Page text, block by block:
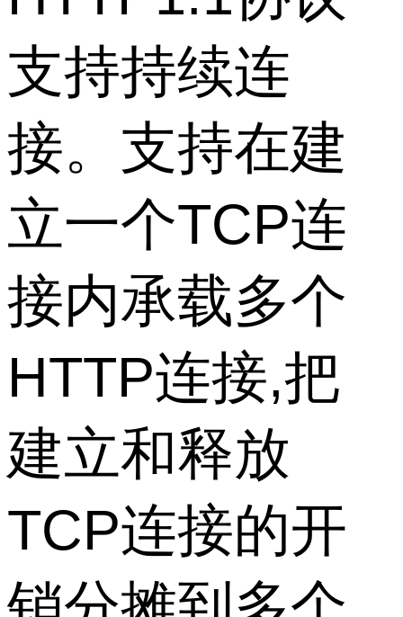
支持持续连
接。支持在建
立一个TCP连
接内承载多个
HTTP连接,把
建立和释放
TCP连接的开